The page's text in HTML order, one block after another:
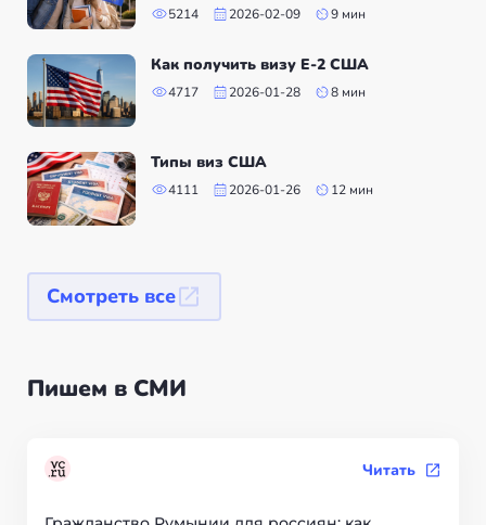
Смотреть все
5214 2026-02-09 9 мин
Как получить визу Е-2 США
4717 2026-01-28 8 мин
Типы виз США
4111 2026-01-26 12 мин
Пишем в СМИ
Читать